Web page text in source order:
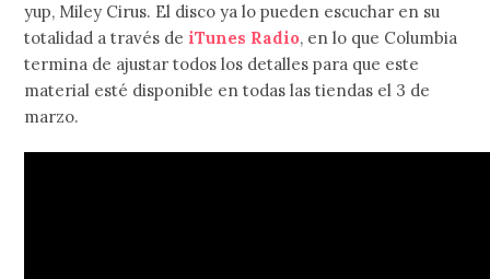
yup, Miley Cirus. El disco ya lo pueden escuchar en su
totalidad a través de iTunes Radio, en lo que Columbia
termina de ajustar todos los detalles para que este
material esté disponible en todas las tiendas el 3 de
marzo.